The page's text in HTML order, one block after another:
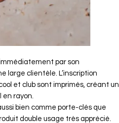
par son
large clientèle. L’inscription
et club sont imprimés, créant un
rayon.
bien comme porte-clés que
double usage très apprécié.